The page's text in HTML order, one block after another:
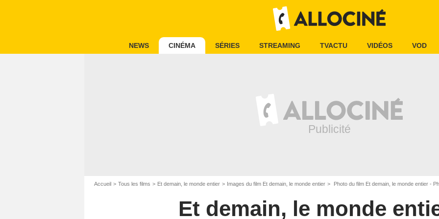
NEWS CINÉMA SÉRIES STREAMING TVACTU VIDÉOS VOD
Accueil Tous les films Et demain, le monde entier Images du film Et demain, le monde entier Photo du film Et demain, le monde entier -
Et demain, le monde